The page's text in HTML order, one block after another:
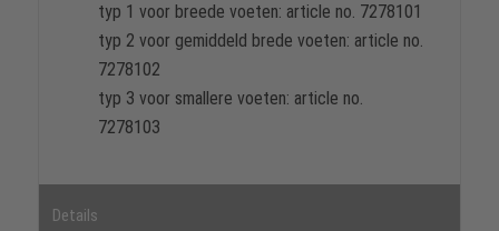
typ 1 voor breede voeten: article no. 7278101
typ 2 voor gemiddeld brede voeten: article no.
7278102
typ 3 voor smallere voeten: article no.
7278103
Details